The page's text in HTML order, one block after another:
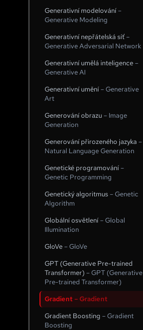
Generativní modelování–
Generative Modeling
Generativní nepřátelská síť–
Generative Adversarial Network
Generativní umělá inteligence–
Generative AI
Generativní umění–Generative
Art
Generování obrazu– Image
Generation
Generování přirozeného jazyka –
Natural Language Generation
Genetické programování–
Genetic Programming
Genetický algoritmus–Genetic
Algorithm
Globální osvětlení–Global
Illumination
GloVe–GloVe
GPT (Generative Pre-trained
Transformer)–GPT (Generative
Pre-trained Transformer)
Gradient –Gradient
Gradient Boosting –Gradient
Boosting